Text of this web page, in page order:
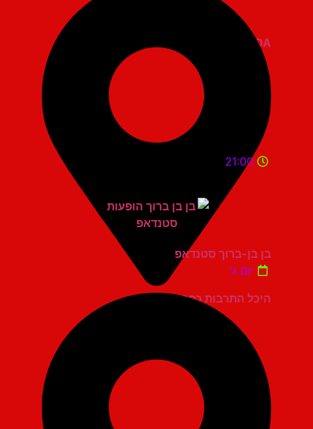
היכל התרבות כפר סבא
21:00
בן בן-ברוך סטנדאפ
יום ג'